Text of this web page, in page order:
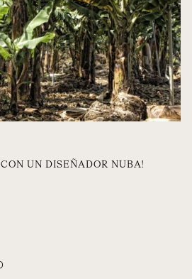
UN DISEÑADOR NUBA!